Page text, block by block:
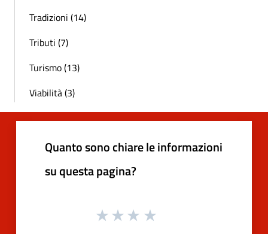
Tradizioni (14)
Tributi (7)
Turismo (13)
Viabilità (3)
Quanto sono chiare le informazioni
su questa pagina?